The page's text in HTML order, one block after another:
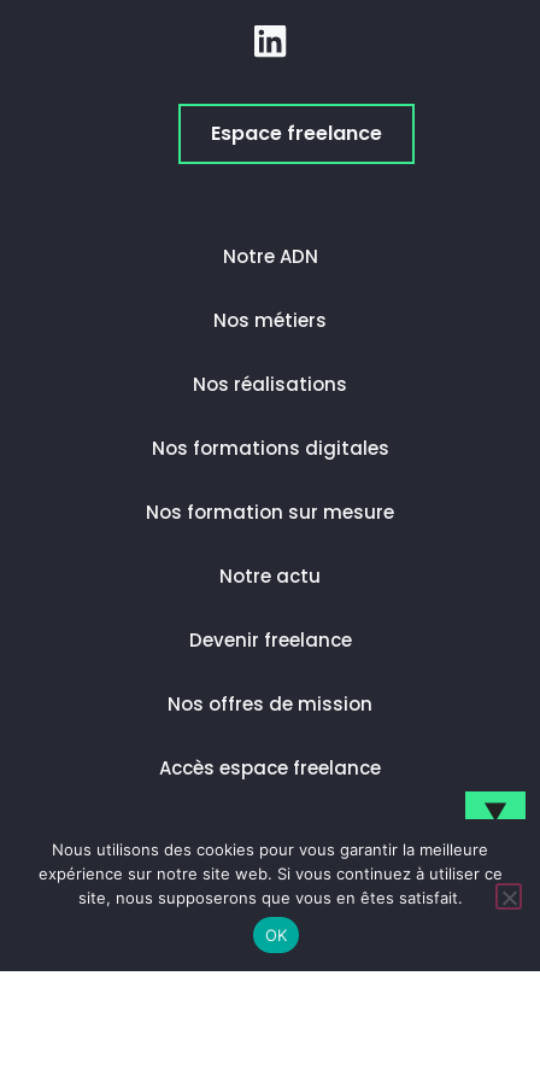
Espace freelance
Notre ADN
Nos métiers
Nos réalisations
Nos formations digitales
Nos formation sur mesure
Notre actu
Devenir freelance
Nos offres de mission
Accès espace freelance
© 2023 Digital Skipper |Politique de confidentialité |
Mentions légales
▼
Inscrivez-vous pour suivre notre actualité.
Nous utilisons des cookies pour vous garantir la meilleure
expérience sur notre site web. Si vous continuez à utiliser ce
site, nous supposerons que vous en êtes satisfait.
OK